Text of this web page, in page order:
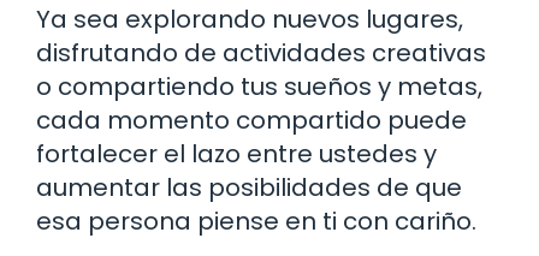
Ya sea explorando nuevos lugares,
disfrutando de actividades creativas
o compartiendo tus sueños y metas,
cada momento compartido puede
fortalecer el lazo entre ustedes y
aumentar las posibilidades de que
esa persona piense en ti con cariño.